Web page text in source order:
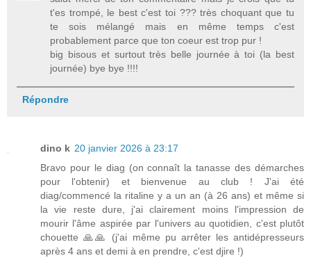
t'es trompé, le best c'est toi ??? très choquant que tu
te sois mélangé mais en même temps c'est
probablement parce que ton coeur est trop pur !
big bisous et surtout très belle journée à toi (la best
journée) bye bye !!!!
Répondre
dino k 20 janvier 2026 à 23:17
Bravo pour le diag (on connaît la tanasse des démarches
pour l'obtenir) et bienvenue au club ! J'ai été
diag/commencé la ritaline y a un an (à 26 ans) et même si
la vie reste dure, j'ai clairement moins l'impression de
mourir l'âme aspirée par l'univers au quotidien, c'est plutôt
chouette 🙏🙏 (j'ai même pu arrêter les antidépresseurs
après 4 ans et demi à en prendre, c'est djire !)